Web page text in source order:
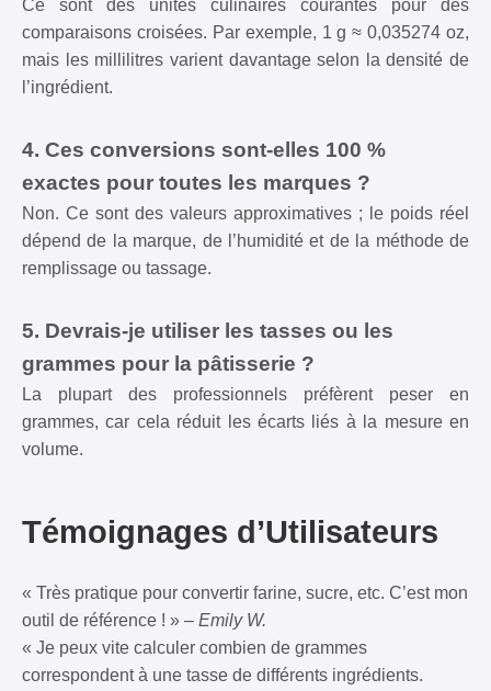
Ce sont des unités culinaires courantes pour des
comparaisons croisées. Par exemple, 1 g ≈ 0,035274 oz,
mais les millilitres varient davantage selon la densité de
l’ingrédient.
4. Ces conversions sont-elles 100 %
exactes pour toutes les marques ?
Non. Ce sont des valeurs approximatives ; le poids réel
dépend de la marque, de l’humidité et de la méthode de
remplissage ou tassage.
5. Devrais-je utiliser les tasses ou les
grammes pour la pâtisserie ?
La plupart des professionnels préfèrent peser en
grammes, car cela réduit les écarts liés à la mesure en
volume.
Témoignages d’Utilisateurs
« Très pratique pour convertir farine, sucre, etc. C’est mon
outil de référence ! » – Emily W.
« Je peux vite calculer combien de grammes
correspondent à une tasse de différents ingrédients.